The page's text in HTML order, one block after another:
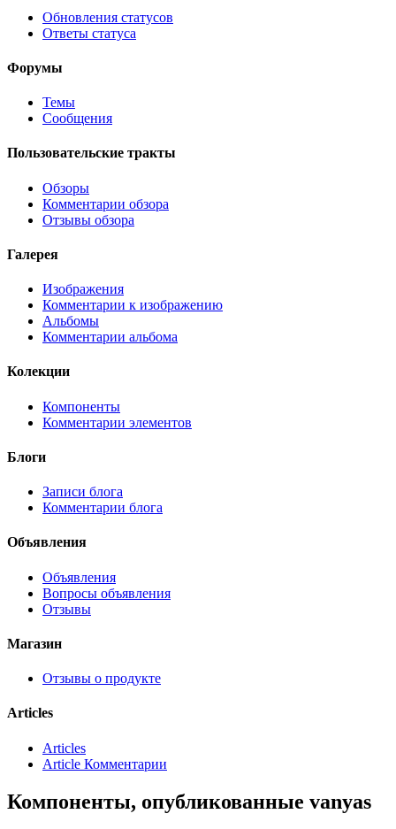
Обновления статусов
Ответы статуса
Форумы
Темы
Сообщения
Пользовательские тракты
Обзоры
Комментарии обзора
Отзывы обзора
Галерея
Изображения
Комментарии к изображению
Альбомы
Комментарии альбома
Колекции
Компоненты
Комментарии элементов
Блоги
Записи блога
Комментарии блога
Объявления
Объявления
Вопросы объявления
Отзывы
Магазин
Отзывы о продукте
Articles
Articles
Article Комментарии
Компоненты, опубликованные vanyas